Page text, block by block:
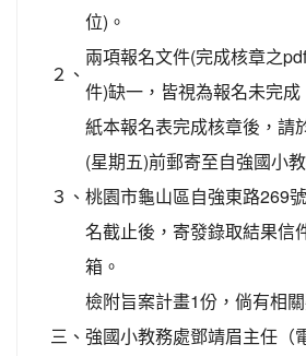
位)。
２、
兩項報名文件(完成核章之
件)缺一，皆視為報名未完成
３、
紙本報名表完成核章後，請
(星期五)前郵寄至自強國小
桃園市龜山區自強東路269
名截止後，寄發錄取結果信
箱。
三、
檢附旨案計畫1份，倘有相
強國小教務處鄧靖眉主任（